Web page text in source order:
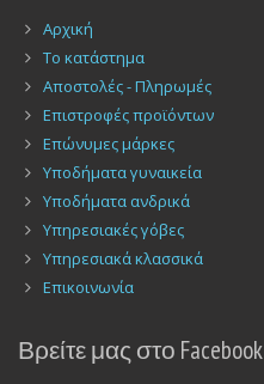
Αρχική
Το κατάστημα
Αποστολές - Πληρωμές
Επιστροφές προϊόντων
Επώνυμες μάρκες
Υποδήματα γυναικεία
Υποδήματα ανδρικά
Υπηρεσιακές γόβες
Υπηρεσιακά κλασσικά
Επικοινωνία
Βρείτε μας στο Facebook